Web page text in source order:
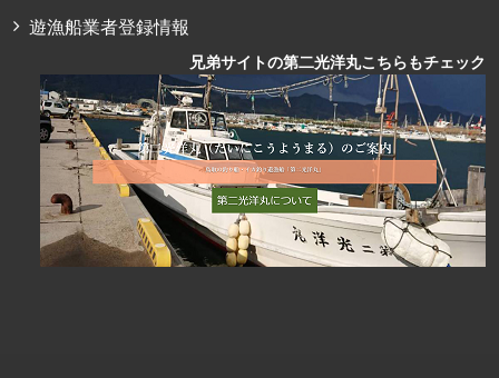
遊漁船業者登録情報
兄弟サイトの第二光洋丸こちらもチェック